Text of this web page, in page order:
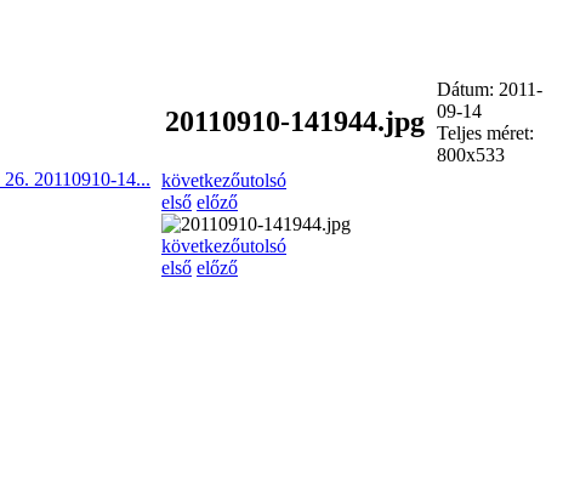
26. 20110910-14...
20110910-141944.jpg
Dátum: 2011-
09-14
Teljes méret:
800x533
következőutolsó
első előző
következőutolsó
első előző